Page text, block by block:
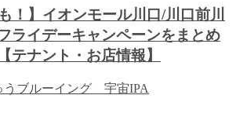
！】イオンモール川口/川口前川
ライデーキャンペーンをまとめ
テナント・お店情報】